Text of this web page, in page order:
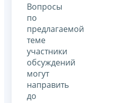
Вопросы
по
предлагаемой
теме
участники
обсуждений
могут
направить
до